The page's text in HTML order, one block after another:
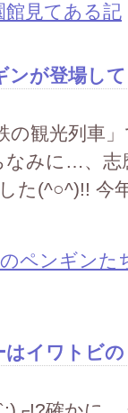
館見てある記
ンが登場し
の観光列車
なみに…、
た(^○^)!! 今
ペンギンた
はイワトビ